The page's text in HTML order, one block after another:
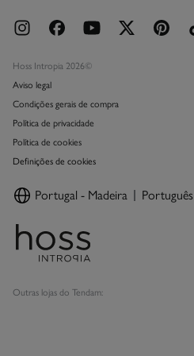
Hoss Intropia 2026©
Aviso legal
Condições gerais de compra
Política de privacidade
Política de cookies
Definições de cookies
Portugal - Madeira Português
Outras lojas do Tendam: